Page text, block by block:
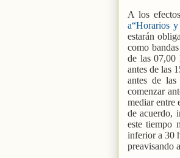
A los
a“Horarios y
estarán
como
de las 07,00
antes de las
antes de
comenzar
mediar entre
de acuerdo,
este tiempo
inferior a 30
preavisando